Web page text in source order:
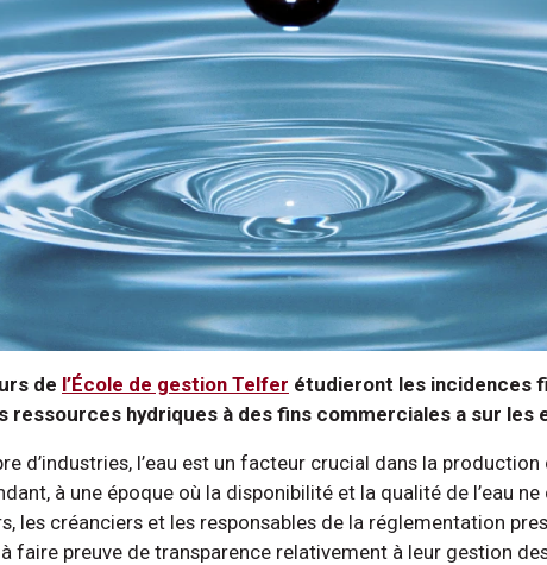
de l’École de gestion Telfer étudieront les incidences
ressources hydriques à des fins commerciales a sur les
d’industries, l’eau est un facteur crucial dans la production
à une époque où la disponibilité et la qualité de l’eau
les créanciers et les responsables de la réglementation
faire preuve de transparence relativement à leur gestion